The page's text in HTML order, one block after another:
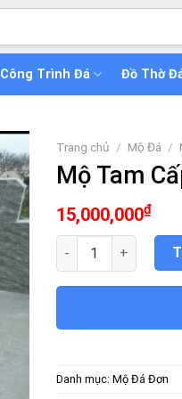
Công Trình Đá Đồ Thờ
Trang chủ / Mộ Đá /
Mộ Tam
15,000,000₫
Mộ Tam Cấp Đá
Danh mục: Mộ Đá Đơn